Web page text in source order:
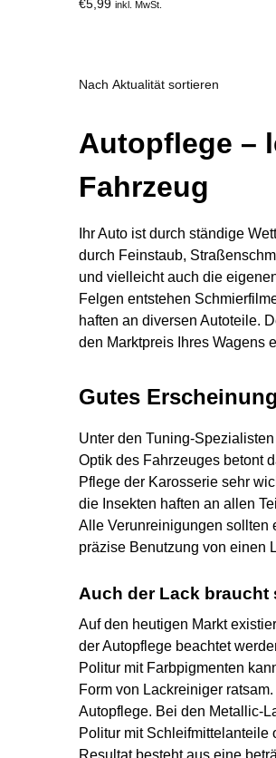
€5,99 inkl. MwSt.
Autopflege –
Fahrzeug
Ihr Auto ist durch ständige
durch Feinstaub,
und vielleicht auch die
Felgen entstehen
haften an diversen Autoteile.
den Marktpreis Ihres Wagens
Gutes
Unter den Tuning-
Optik des Fahrzeuges betont
Pflege der Karosserie sehr
die Insekten haften an allen
Alle Verunreinigungen sollten
präzise Benutzung von einen
Auch der Lack braucht
Auf den heutigen Markt
der Autopflege beachtet
Politur mit Farbpigmenten
Form von Lackreiniger
Autopflege. Bei den Metallic-
Politur mit Schleifmittelanteile
Resultat besteht aus eine